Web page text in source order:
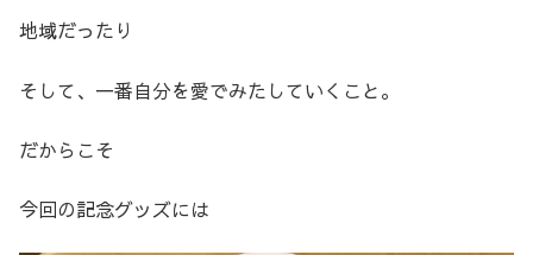
地域だったり
そして、一番自分を愛でみたしていくこと。
だからこそ
今回の記念グッズには